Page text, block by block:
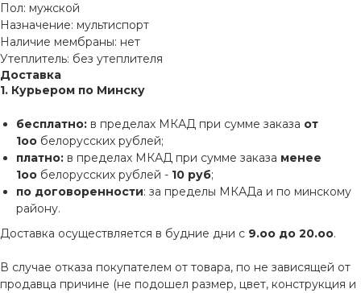
Пол: мужской
Назначение: мультиспорт
Наличие мембраны: нет
Утеплитель: без утеплителя
Доставка
1. Курьером по Минску
бесплатно: в пределах МКАД при сумме заказа от
1оо белорусских рублей;
платно: в пределах МКАД при сумме заказа менее
1оо белорусских рублей - 10 руб;
по договоренности: за пределы МКАДа и по минскому
району.
Доставка осуществляется в будние дни с 9.оо до 20.оо.
В случае отказа покупателем от товара, по не зависящей от
продавца причине (не подошел размер, цвет, конструкция и